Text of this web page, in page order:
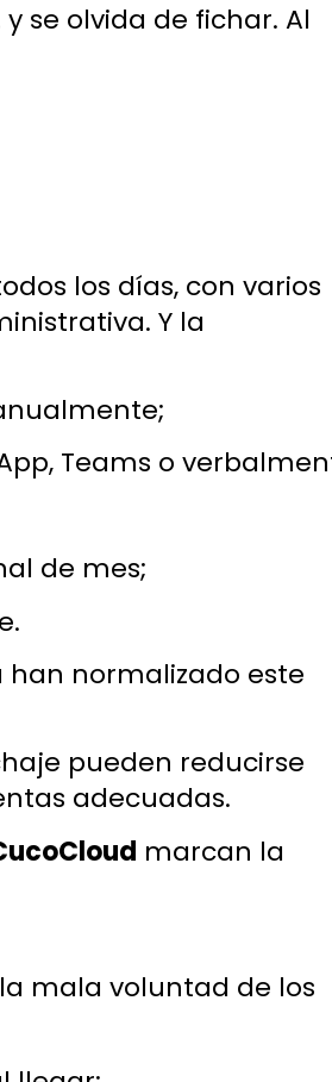
se olvida de fichar. Al
los días, con varios
Y la
Teams o
de mes;
normalizado este
pueden reducirse
adecuadas.
marcan la
mala voluntad de los